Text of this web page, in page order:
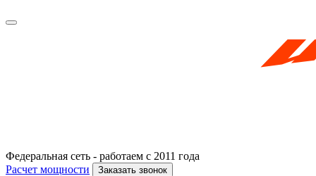
Федеральная сеть - работаем с 2011 года
Расчет мощности
Заказать звонок